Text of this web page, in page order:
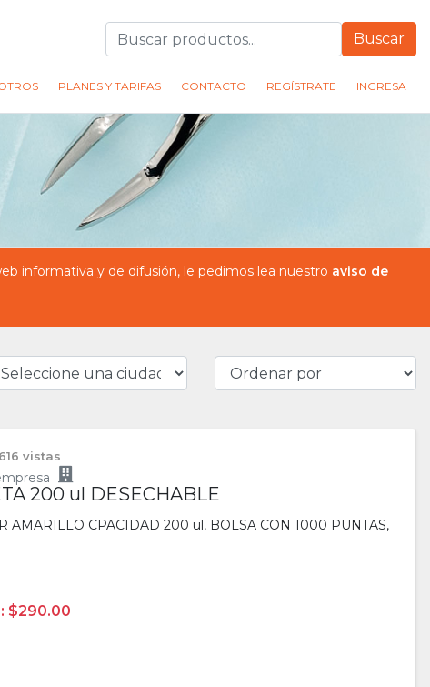
Buscar
PLANES Y TARIFAS CONTACTO REGÍSTRATE INGRESA
informativa y de difusión, le pedimos lea nuestro aviso de
616 vistas
200 ul DESECHABLE
AMARILLO CPACIDAD 200 ul, BOLSA CON 1000 PUNTAS,
$290.00